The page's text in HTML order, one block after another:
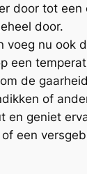
door tot een
door.
voeg nu ook
een
de
of
en geniet
een